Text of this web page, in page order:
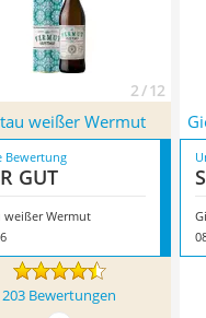
2 / 12
weißer Wermut
Bewertung
GUT
weißer Wermut
203 Bewertungen